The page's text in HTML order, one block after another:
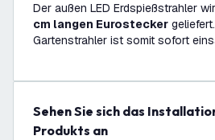
Der außen LED Erdspießstrahler
cm langen Eurostecker
Gartenstrahler ist somit sofort
Sehen Sie sich das Installationsvideo dieses
Produkts an